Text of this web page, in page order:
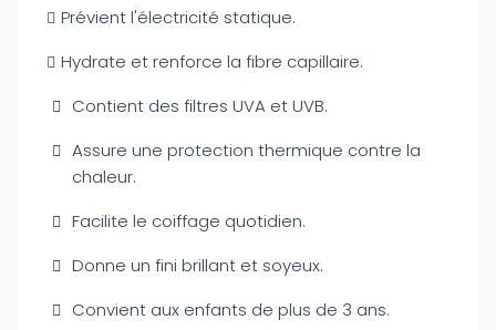
Prévient l'électricité statique.
Hydrate et renforce la fibre capillaire.
Contient des filtres UVA et UVB.
Assure une protection thermique contre la
chaleur.
Facilite le coiffage quotidien.
Donne un fini brillant et soyeux.
Convient aux enfants de plus de 3 ans.